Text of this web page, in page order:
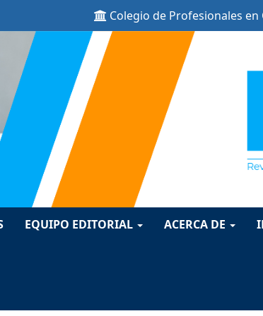
Colegio de Profesionales
EQUIPO EDITORIAL ACERCA DE